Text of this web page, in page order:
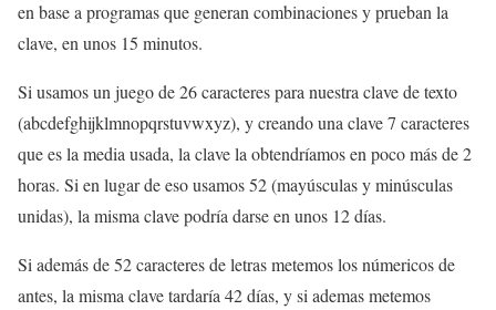
en base a programas que generan combinaciones y prueban la
clave, en unos 15 minutos.
Si usamos un juego de 26 caracteres para nuestra clave de texto
(abcdefghijklmnopqrstuvwxyz), y creando una clave 7 caracteres
que es la media usada, la clave la obtendríamos en poco más de 2
horas. Si en lugar de eso usamos 52 (mayúsculas y minúsculas
unidas), la misma clave podría darse en unos 12 días.
Si además de 52 caracteres de letras metemos los númericos de
antes, la misma clave tardaría 42 días, y si ademas metemos